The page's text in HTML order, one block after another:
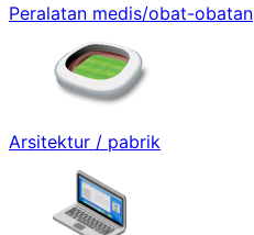
Peralatan medis/obat-obatan
Arsitektur / pabrik